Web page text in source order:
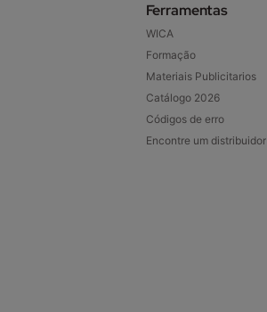
Ferramentas
WICA
Formação
Materiais Publicitarios
Catálogo 2026
Códigos de erro
Encontre um distribuidor